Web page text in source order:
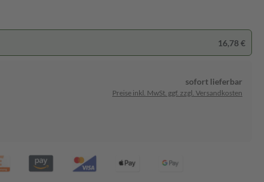
16,78 €
sofort lieferbar
Preise inkl. MwSt. ggf. zzgl. Versandkosten